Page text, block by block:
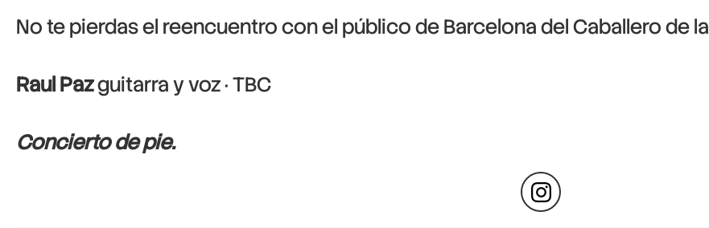
No te pierdas el reencuentro con el público de Barcelona del Caballero de
Raul Pazguitarra y voz · TBC
Concierto de pie.